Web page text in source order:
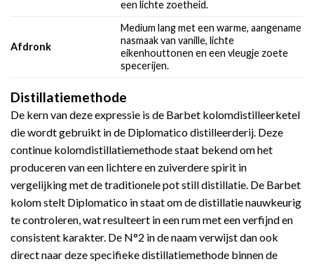
een lichte zoetheid.
Afdronk
Medium lang met een warme, aangename
nasmaak van vanille, lichte
eikenhouttonen en een vleugje zoete
specerijen.
Distillatiemethode
De kern van deze expressie is de Barbet kolomdistilleerketel
die wordt gebruikt in de Diplomatico distilleerderij. Deze
continue kolomdistillatiemethode staat bekend om het
produceren van een lichtere en zuiverdere spirit in
vergelijking met de traditionele pot still distillatie. De Barbet
kolom stelt Diplomatico in staat om de distillatie nauwkeurig
te controleren, wat resulteert in een rum met een verfijnd en
consistent karakter. De N°2 in de naam verwijst dan ook
direct naar deze specifieke distillatiemethode binnen de